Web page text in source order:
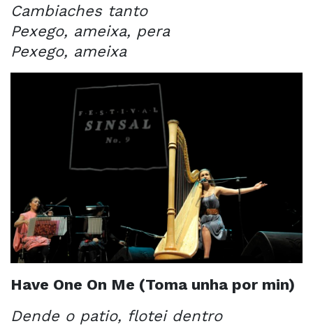
Cambiaches tanto
Pexego, ameixa, pera
Pexego, ameixa
Have One On Me (Toma unha por min)
Dende o patio, flotei dentro